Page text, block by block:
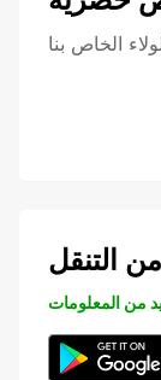
الخاص بنا
التنقل
من المعلومات